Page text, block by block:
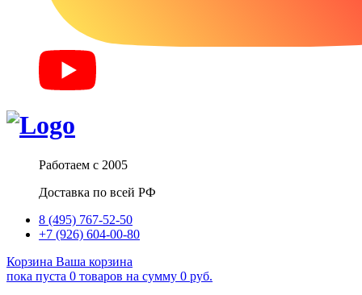
Работаем с 2005
Доставка по всей РФ
8 (495) 767-52-50
+7 (926) 604-00-80
Корзина Ваша корзина
пока пуста 0 товаров на сумму 0 руб.